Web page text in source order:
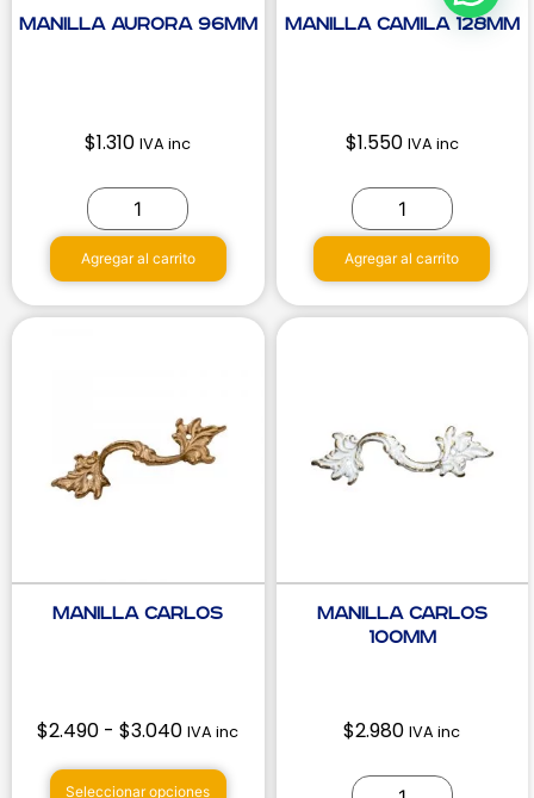
Manilla Aurora 96mm
$1.310 IVA inc
Agregar al carrito
Manilla Camila 128mm
$1.550 IVA inc
Agregar al carrito
Manilla Carlos
$2.490 - $3.040 IVA inc
Seleccionar opciones
Manilla Carlos
100mm
$2.980 IVA inc